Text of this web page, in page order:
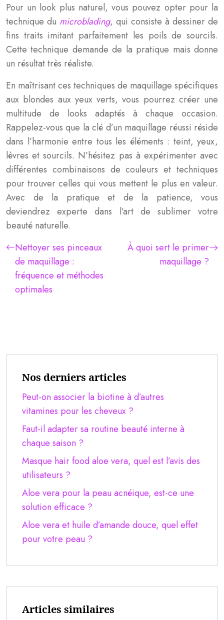
Pour un look plus naturel, vous pouvez opter pour la
technique du microblading, qui consiste à dessiner de
fins traits imitant parfaitement les poils de sourcils.
Cette technique demande de la pratique mais donne
un résultat très réaliste.
En maîtrisant ces techniques de maquillage spécifiques
aux blondes aux yeux verts, vous pourrez créer une
multitude de looks adaptés à chaque occasion.
Rappelez-vous que la clé d’un maquillage réussi réside
dans l’harmonie entre tous les éléments : teint, yeux,
lèvres et sourcils. N’hésitez pas à expérimenter avec
différentes combinaisons de couleurs et techniques
pour trouver celles qui vous mettent le plus en valeur.
Avec de la pratique et de la patience, vous
deviendrez experte dans l’art de sublimer votre
beauté naturelle.
Nettoyer ses pinceaux
de maquillage :
fréquence et méthodes
optimales
À quoi sert le primer
maquillage ?
Nos derniers articles
Peut-on associer la biotine à d’autres
vitamines pour les cheveux ?
Faut-il adapter sa routine beauté interne à
chaque saison ?
Masque hair food aloe vera, quel est l’avis des
utilisateurs ?
Aloe vera pour la peau acnéique, est-ce une
solution efficace ?
Aloe vera et huile d’amande douce, quel effet
pour votre peau ?
Articles similaires